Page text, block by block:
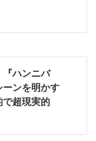
『ハンニバ
ンを明かす
で超現実的